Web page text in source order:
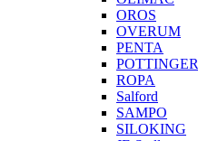
OROS
OVERUM
PENTA
POTTINGER
ROPA
Salford
SAMPO
SILOKING